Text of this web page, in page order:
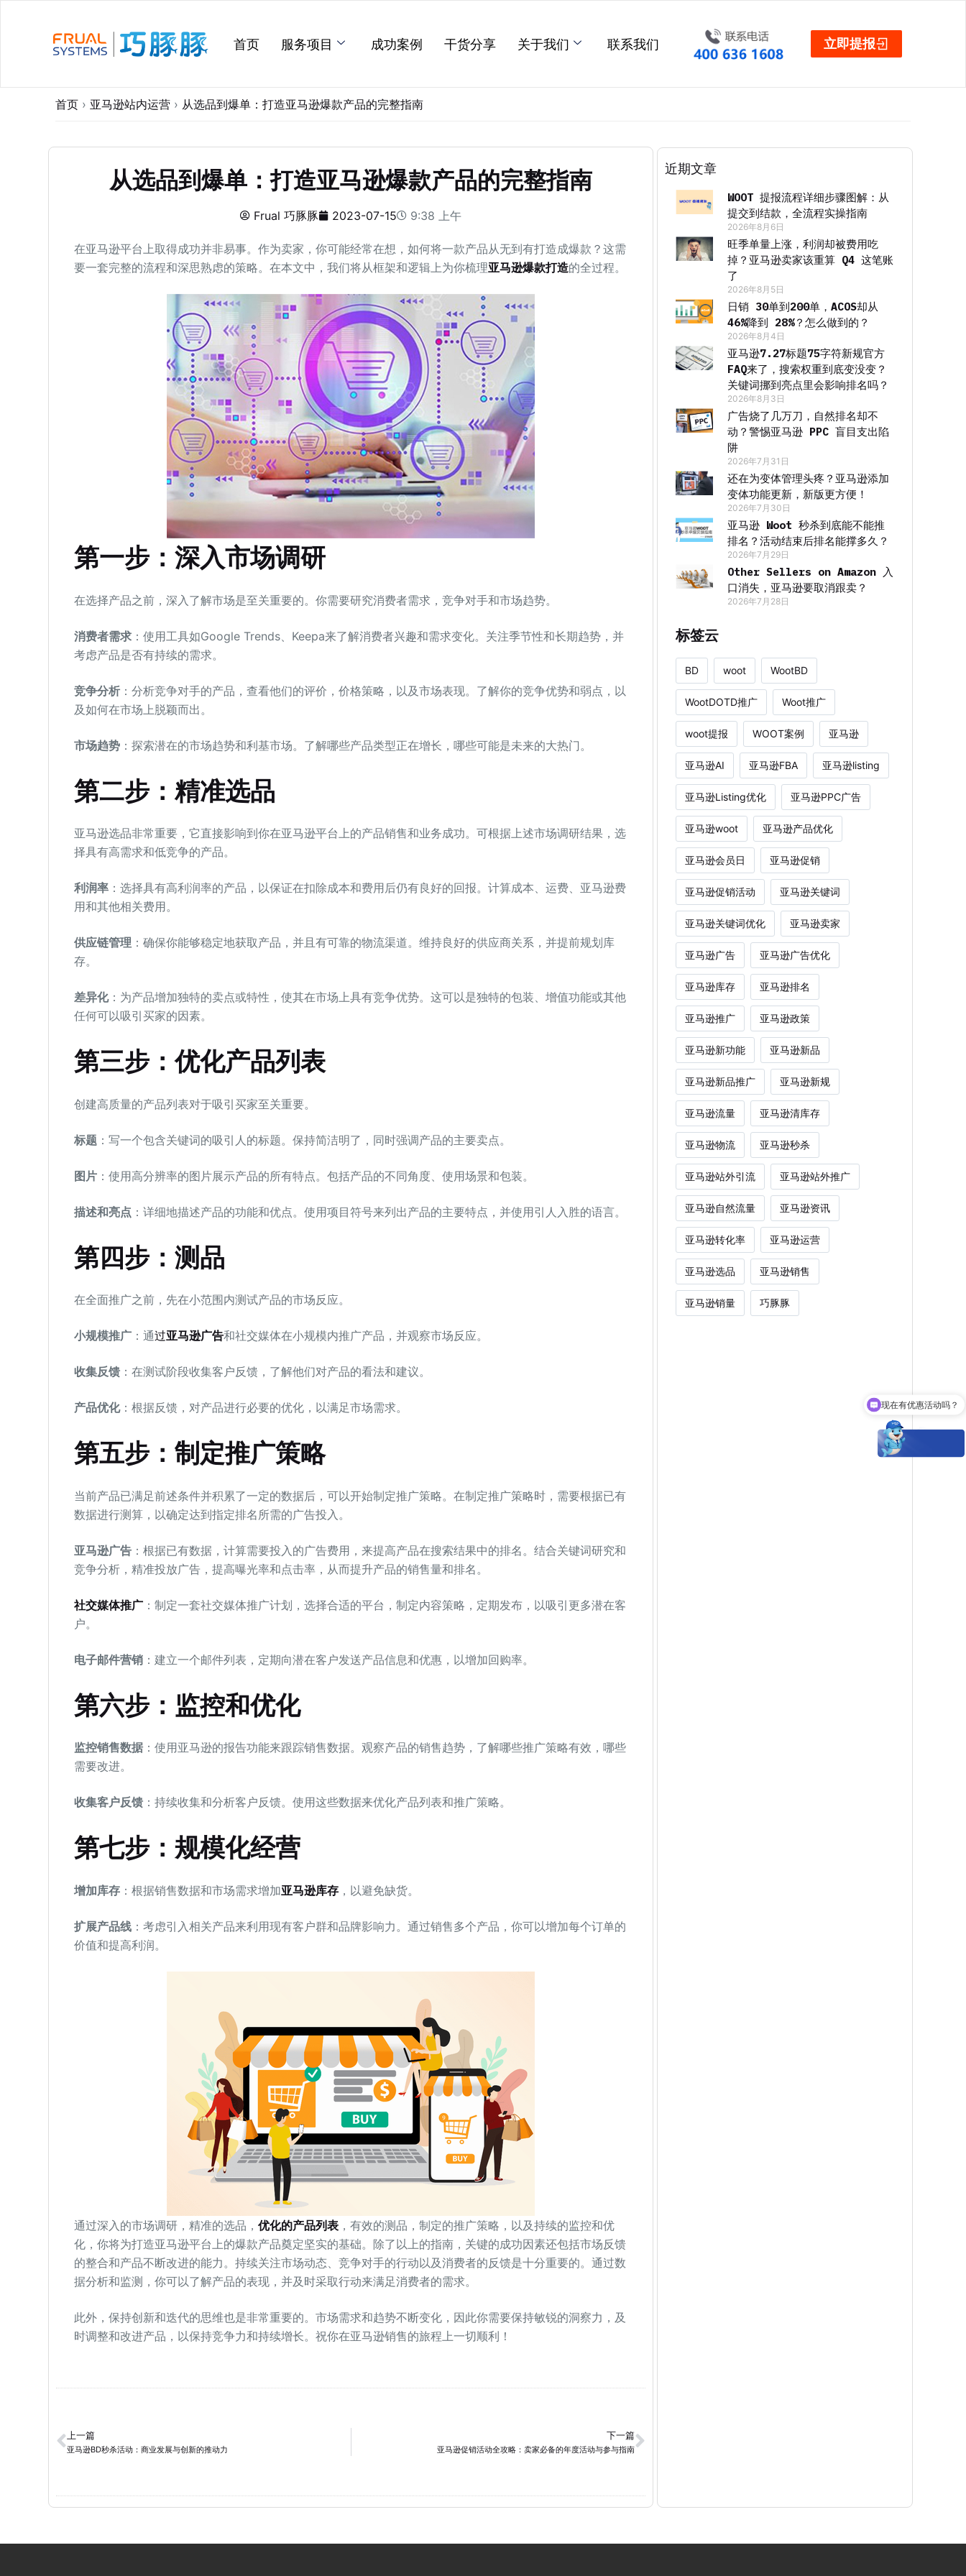
首页 服务项目 成功案例 干货分享 关于我们 联系我们 立即提报
首页 › 亚马逊站内运营 › 从选品到爆单：打造亚马逊爆款产品的完整指南
从选品到爆单：打造亚马逊爆款产品的完整指南
Frual 巧豚豚 2023-07-15 9:38 上午
在亚马逊平台上取得成功并非易事。作为卖家，你可能经常在想，如何将一款产品从无到有打造成爆款？这需
要一套完整的流程和深思熟虑的策略。在本文中，我们将从框架和逻辑上为你梳理亚马逊爆款打造的全过程。
第一步：深入市场调研
在选择产品之前，深入了解市场是至关重要的。你需要研究消费者需求，竞争对手和市场趋势。
消费者需求：使用工具如Google Trends、Keepa来了解消费者兴趣和需求变化。关注季节性和长期趋势，并
考虑产品是否有持续的需求。
竞争分析：分析竞争对手的产品，查看他们的评价，价格策略，以及市场表现。了解你的竞争优势和弱点，以
及如何在市场上脱颖而出。
市场趋势：探索潜在的市场趋势和利基市场。了解哪些产品类型正在增长，哪些可能是未来的大热门。
第二步：精准选品
亚马逊选品非常重要，它直接影响到你在亚马逊平台上的产品销售和业务成功。可根据上述市场调研结果，选
择具有高需求和低竞争的产品。
利润率：选择具有高利润率的产品，以保证在扣除成本和费用后仍有良好的回报。计算成本、运费、亚马逊费
用和其他相关费用。
供应链管理 ：确保你能够稳定地获取产品，并且有可靠的物流渠道。维持良好的供应商关系，并提前规划库
存。
差异化：为产品增加独特的卖点或特性，使其在市场上具有竞争优势。这可以是独特的包装、增值功能或其他
任何可以吸引买家的因素。
第三步：优化产品列表
创建高质量的产品列表对于吸引买家至关重要。
标题：写一个包含关键词的吸引人的标题。保持简洁明了，同时强调产品的主要卖点。
图片：使用高分辨率的图片展示产品的所有特点。包括产品的不同角度、使用场景和包装。
描述和亮点 ：详细地描述产品的功能和优点。使用项目符号来列出产品的主要特点，并使用引人入胜的语言。
第四步：测品
在全面推广之前，先在小范围内测试产品的市场反应。
小规模推广：通过亚马逊广告和社交媒体在小规模内推广产品，并观察市场反应。
收集反馈：在测试阶段收集客户反馈，了解他们对产品的看法和建议。
产品优化：根据反馈，对产品进行必要的优化，以满足市场需求。
第五步：制定推广策略
当前产品已满足前述条件并积累了一定的数据后，可以开始制定推广策略。在制定推广策略时，需要根据已有
数据进行测算，以确定达到指定排名所需的广告投入。
亚马逊广告：根据已有数据，计算需要投入的广告费用，来提高产品在搜索结果中的排名。结合关键词研究和
竞争分析，精准投放广告，提高曝光率和点击率，从而提升产品的销售量和排名。
社交媒体推广：制定一套社交媒体推广计划，选择合适的平台，制定内容策略，定期发布，以吸引更多潜在客
户。
电子邮件营销：建立一个邮件列表，定期向潜在客户发送产品信息和优惠，以增加回购率。
第六步：监控和优化
监控销售数据：使用亚马逊的报告功能来跟踪销售数据。观察产品的销售趋势，了解哪些推广策略有效，哪些
需要改进。
收集客户反馈：持续收集和分析客户反馈。使用这些数据来优化产品列表和推广策略。
第七步：规模化经营
增加库存：根据销售数据和市场需求增加亚马逊库存，以避免缺货。
扩展产品线：考虑引入相关产品来利用现有客户群和品牌影响力。通过销售多个产品，你可以增加每个订单的
价值和提高利润。
通过深入的市场调研，精准的选品， 优化的产品列表，有效的测品，制定的推广策略，以及持续的监控和优
化，你将为打造亚马逊平台上的爆款产品奠定坚实的基础。除了以上的指南，关键的成功因素还包括市场反馈
的整合和产品不断改进的能力。持续关注市场动态、竞争对手的行动以及消费者的反馈是十分重要的。通过数
据分析和监测，你可以了解产品的表现，并及时采取行动来满足消费者的需求。
此外，保持创新和迭代的思维也是非常重要的。市场需求和趋势不断变化，因此你需要保持敏锐的洞察力，及
时调整和改进产品，以保持竞争力和持续增长。祝你在亚马逊销售的旅程上一切顺利！
上一篇
亚马逊BD秒杀活动：商业发展与创新的推动力
下一篇
亚马逊促销活动全攻略：卖家必备的年度活动与参与指南
近期文章
WOOT 提报流程详细步骤图解：从
提交到结款，全流程实操指南
2026年8月6日
旺季单量上涨，利润却被费用吃
掉？亚马逊卖家该重算 Q4 这笔账
了
2026年8月5日
日销 30单到200单，ACOS却从
46%降到 28%？怎么做到的？
2026年8月4日
亚马逊7.27标题75字符新规官方
FAQ来了，搜索权重到底变没变？
关键词挪到亮点里会影响排名吗？
2026年8月3日
广告烧了几万刀，自然排名却不
动？警惕亚马逊 PPC 盲目支出陷
阱
2026年7月31日
还在为变体管理头疼？亚马逊添加
变体功能更新，新版更方便！
2026年7月30日
亚马逊 Woot 秒杀到底能不能推
排名？活动结束后排名能撑多久？
2026年7月29日
Other Sellers on Amazon 入
口消失，亚马逊要取消跟卖？
2026年7月28日
标签云
BD woot WootBD
WootDOTD推广 Woot推广
woot提报 WOOT案例 亚马逊
亚马逊AI 亚马逊FBA 亚马逊listing
亚马逊Listing优化 亚马逊PPC广告
亚马逊woot 亚马逊产品优化
亚马逊会员日 亚马逊促销
亚马逊促销活动 亚马逊关键词
亚马逊关键词优化 亚马逊卖家
亚马逊广告 亚马逊广告优化
亚马逊库存 亚马逊排名
亚马逊推广 亚马逊政策
亚马逊新功能 亚马逊新品
亚马逊新品推广 亚马逊新规
亚马逊流量 亚马逊清库存
亚马逊物流 亚马逊秒杀
亚马逊站外引流 亚马逊站外推广
亚马逊自然流量 亚马逊资讯
亚马逊转化率 亚马逊运营
亚马逊选品 亚马逊销售
亚马逊销量 巧豚豚
Woot能为卖家解决什么痛点？
现在有优惠活动吗？